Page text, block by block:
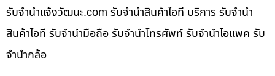
รับจํานําแจ้งวัฒนะ.com รับจำนำสินค้าไอที บริการ รับจำนำ
สินค้าไอที รับจำนำมือถือ รับจำนำโทรศัพท์ รับจำนำไอแพค รับ
จำนำกล้อ